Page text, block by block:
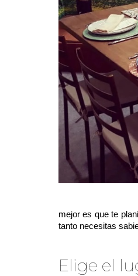
mejor es que te
tanto necesitas
Elige el